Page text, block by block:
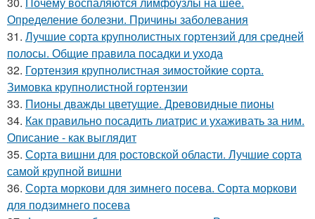
Определение болезни. Причины заболевания
31. Лучшие сорта крупнолистных гортензий для средней
полосы. Общие правила посадки и ухода
32. Гортензия крупнолистная зимостойкие сорта.
Зимовка крупнолистной гортензии
33. Пионы дважды цветущие. Древовидные пионы
34. Как правильно посадить лиатрис и ухаживать за ним.
Описание - как выглядит
35. Сорта вишни для ростовской области. Лучшие сорта
самой крупной вишни
36. Сорта моркови для зимнего посева. Сорта моркови
для подзимнего посева